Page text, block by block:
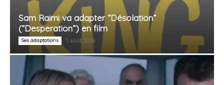
Sam Raimi va adapter “Désolation”
(“Desperation”) en film
Ses adaptations 1 août 2026